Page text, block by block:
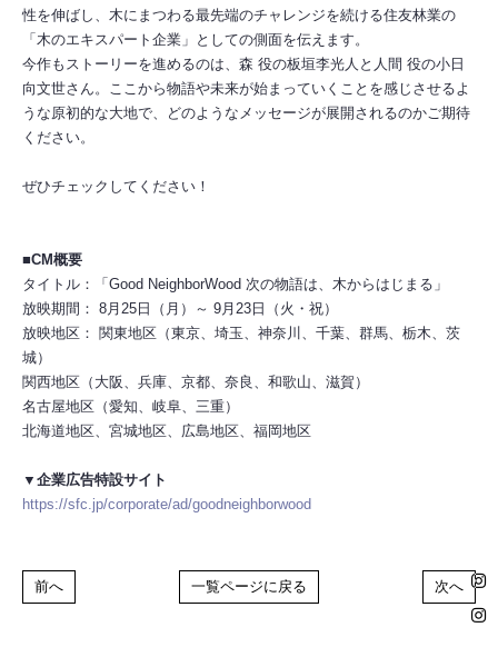
性を伸ばし、木にまつわる最先端のチャレンジを続ける住友林業の
「木のエキスパート企業」としての側面を伝えます。
今作もストーリーを進めるのは、森 役の板垣李光人と人間 役の小日
向文世さん。ここから物語や未来が始まっていくことを感じさせるよ
うな原初的な大地で、どのようなメッセージが展開されるのかご期待
ください。
ぜひチェックしてください！
■CM概要
タイトル：「Good NeighborWood 次の物語は、木からはじまる」
放映期間： 8月25日（月）～ 9月23日（火・祝）
放映地区： 関東地区（東京、埼玉、神奈川、千葉、群馬、栃木、茨
城）
関西地区（大阪、兵庫、京都、奈良、和歌山、滋賀）
名古屋地区（愛知、岐阜、三重）
北海道地区、宮城地区、広島地区、福岡地区
▼企業広告特設サイト
https://sfc.jp/corporate/ad/goodneighborwood
前へ 一覧ページに戻る 次へ
推奨環境
個人情報保護方針 お客さまへのお願い
掲載されているすべてのコンテンツ(記事、画像、音声データ、映像データ等)の無断